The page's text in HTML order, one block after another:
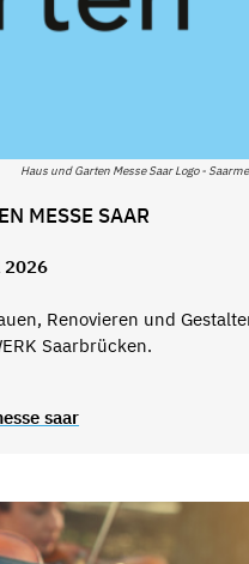
Haus und Garten Messe Saar Logo -
MESSE SAAR
2026
Renovieren und
Saarbrücken.
saar